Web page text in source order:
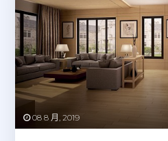
08 8 月, 2019